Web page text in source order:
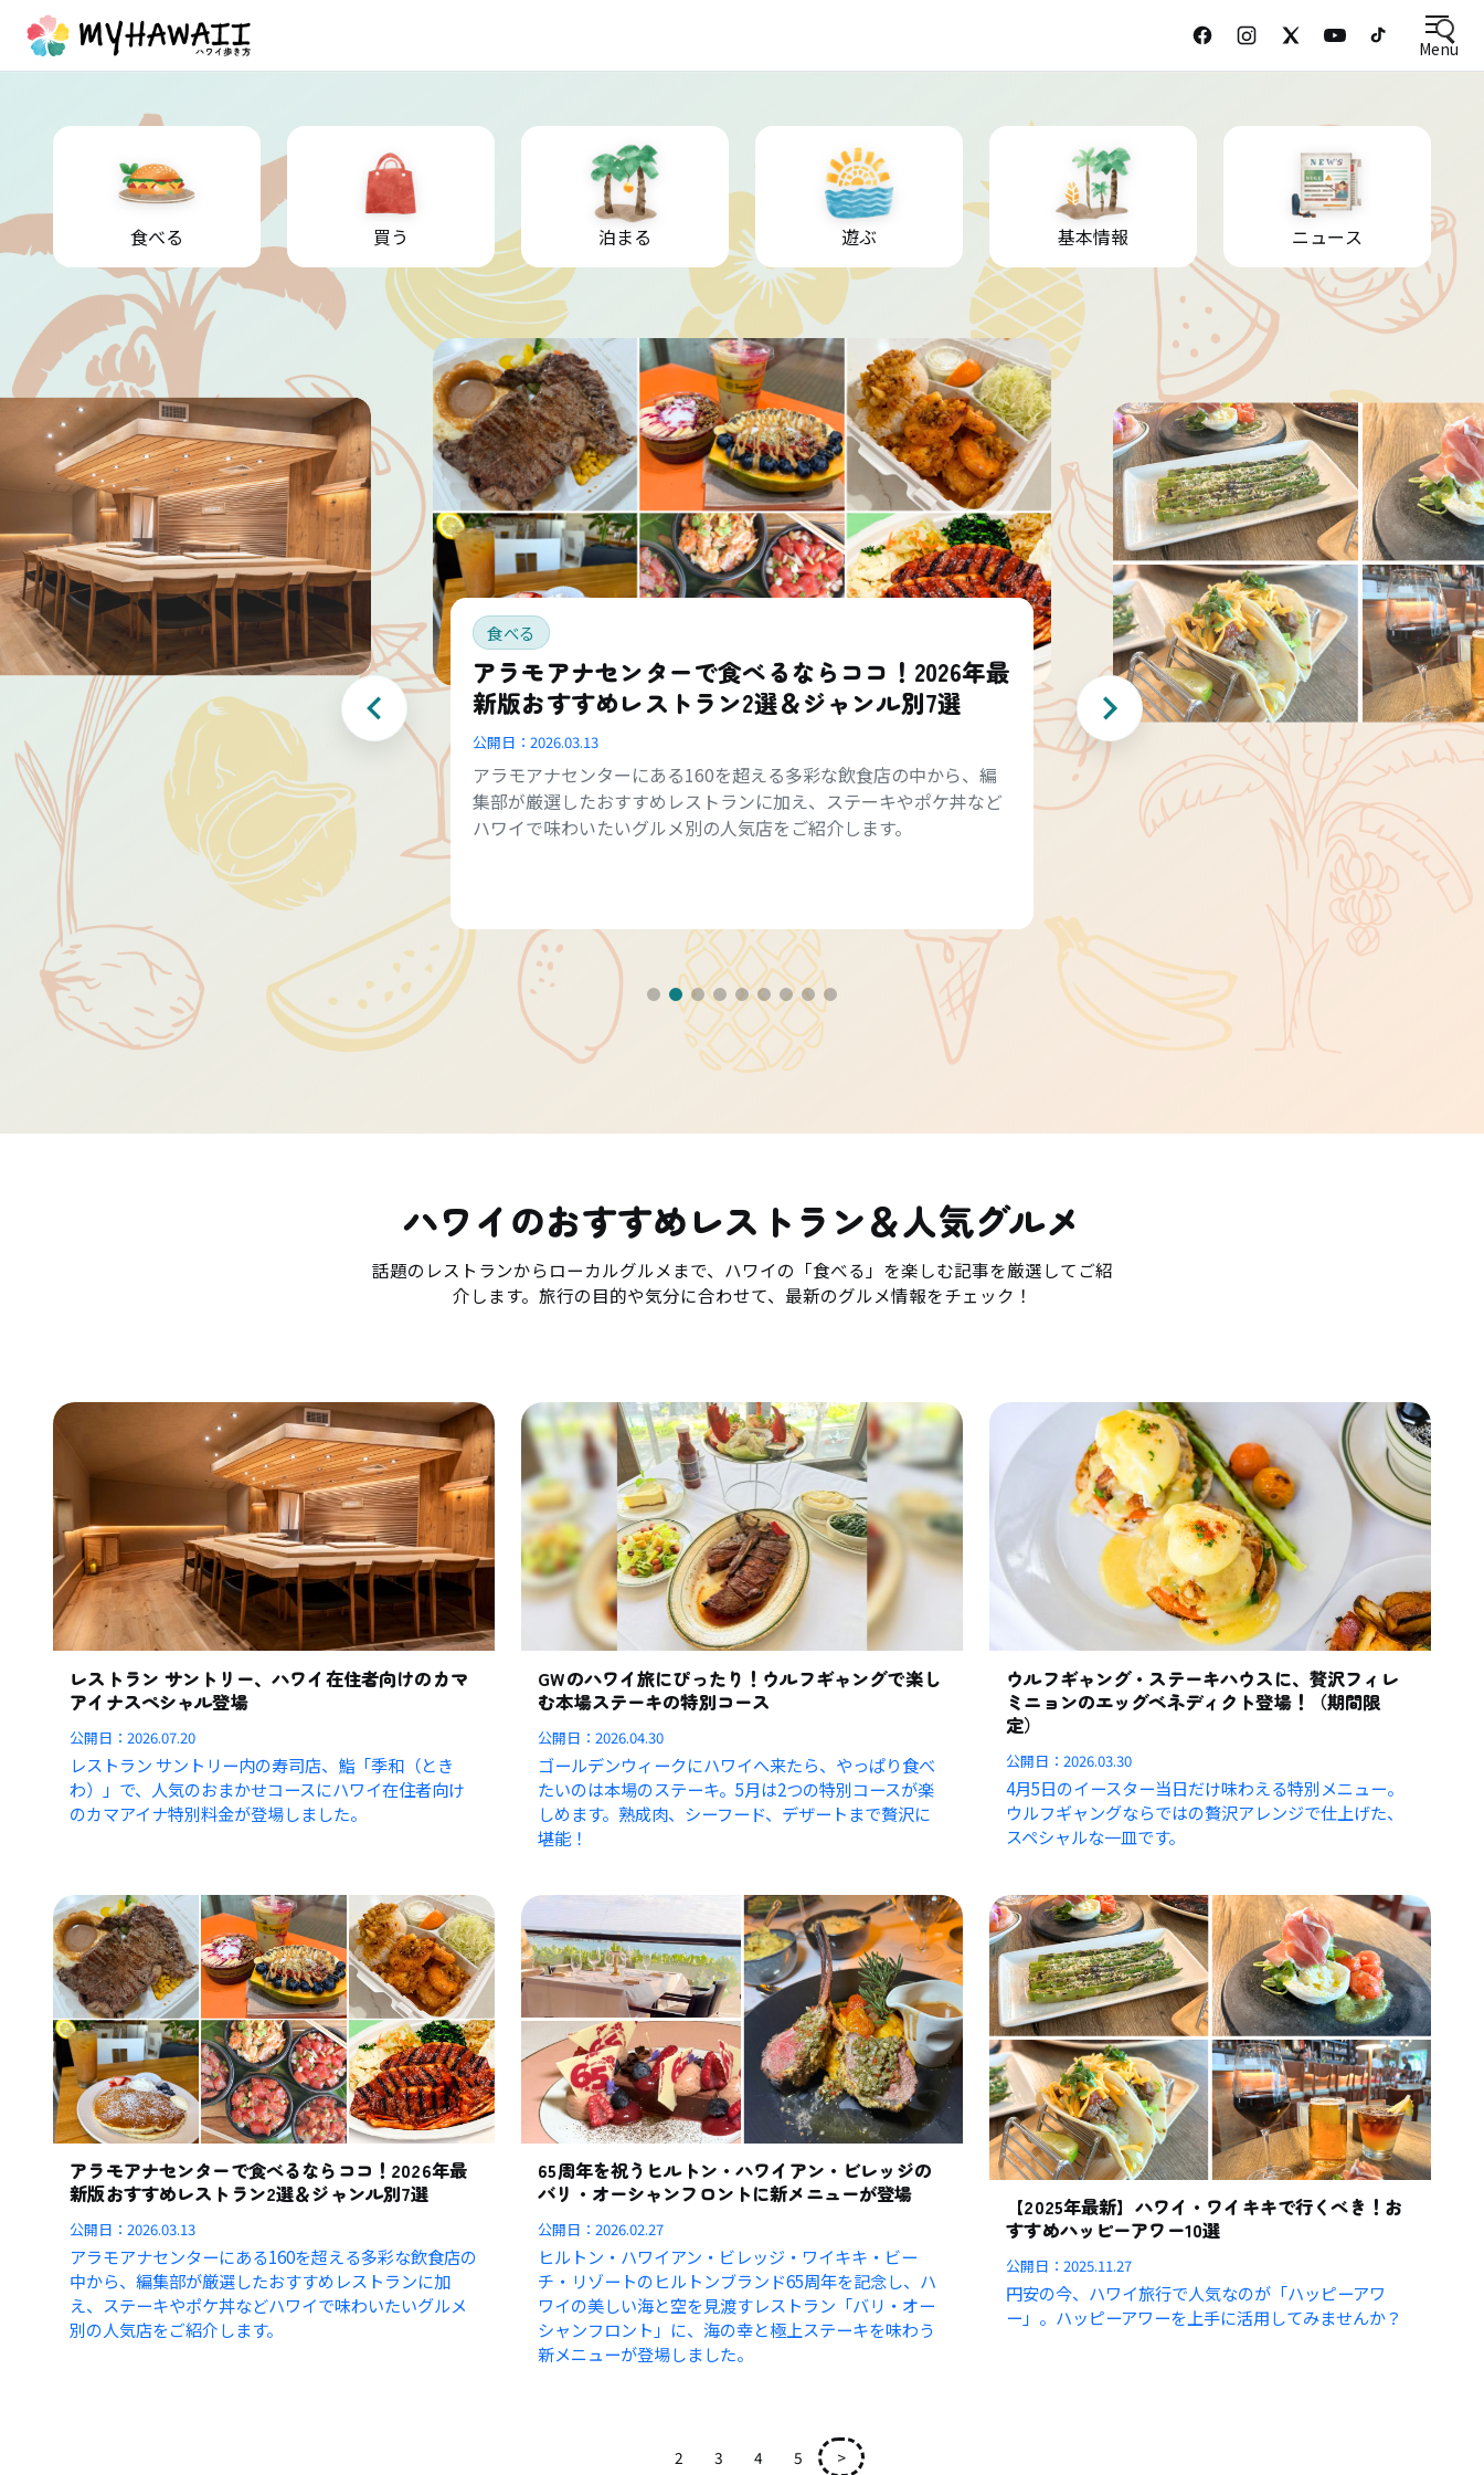
Menu
食べる 買う 泊まる 遊ぶ 基本情報 ニュース
食べる
アラモアナセンターで食べるならココ！2026年最
新版おすすめレストラン2選＆ジャンル別7選
公開日： 2026.03.13
アラモアナセンターにある160を超える多彩な飲食店の中から、編
集部が厳選したおすすめレストランに加え、ステーキやポケ丼など
ハワイで味わいたいグルメ別の人気店をご紹介します。
ハワイのおすすめレストラン＆人気グルメ
話題のレストランからローカルグルメまで、ハワイの「食べる」を楽しむ記事を厳選してご紹
介します。旅行の目的や気分に合わせて、最新のグルメ情報をチェック！
レストラン サントリー、ハワイ在住者向けのカマ
アイナスペシャル登場
公開日：2026.07.20
レストラン サントリー内の寿司店、鮨「季和（とき
わ）」で、人気のおまかせコースにハワイ在住者向け
のカマアイナ特別料金が登場しました。
GWのハワイ旅にぴったり！ウルフギャングで楽し
む本場ステーキの特別コース
公開日：2026.04.30
ゴールデンウィークにハワイへ来たら、やっぱり食べ
たいのは本場のステーキ。5月は2つの特別コースが楽
しめます。熟成肉、シーフード、デザートまで贅沢に
堪能！
ウルフギャング・ステーキハウスに、贅沢フィレ
ミニョンのエッグベネディクト登場！（期間限
定）
公開日：2026.03.30
4月5日のイースター当日だけ味わえる特別メニュー。
ウルフギャングならではの贅沢アレンジで仕上げた、
スペシャルな一皿です。
アラモアナセンターで食べるならココ！2026年最
新版おすすめレストラン2選＆ジャンル別7選
公開日：2026.03.13
アラモアナセンターにある160を超える多彩な飲食店の
中から、編集部が厳選したおすすめレストランに加
え、ステーキやポケ丼などハワイで味わいたいグルメ
別の人気店をご紹介します。
65周年を祝うヒルトン・ハワイアン・ビレッジの
バリ・オーシャンフロントに新メニューが登場
公開日：2026.02.27
ヒルトン・ハワイアン・ビレッジ・ワイキキ・ビー
チ・リゾートのヒルトンブランド65周年を記念し、ハ
ワイの美しい海と空を見渡すレストラン「バリ・オー
シャンフロント」に、海の幸と極上ステーキを味わう
新メニューが登場しました。
【2025年最新】ハワイ・ワイキキで行くべき！お
すすめハッピーアワー10選
公開日：2025.11.27
円安の今、ハワイ旅行で人気なのが「ハッピーアワ
ー」。ハッピーアワーを上手に活用してみませんか？
2 3 4 5 >